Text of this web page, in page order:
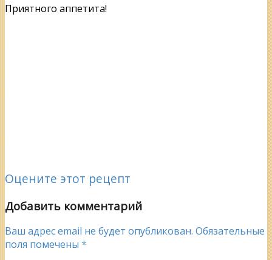
Приятного аппетита!
Оцените этот рецепт
Добавить комментарий
Ваш адрес email не будет опубликован. Обязательные
поля помечены *